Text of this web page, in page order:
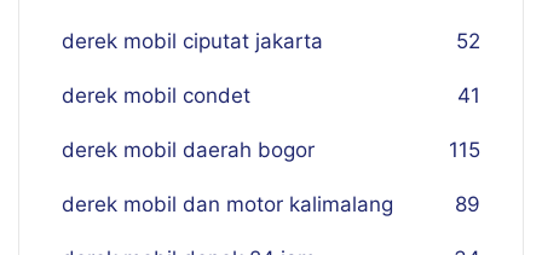
derek mobil ciputat jakarta 52
derek mobil condet 41
derek mobil daerah bogor 115
derek mobil dan motor kalimalang 89